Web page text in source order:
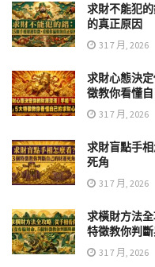
求財不能犯
的真正原因
31 7 月, 2026
求財心態決
徵教你看懂
31 7 月, 2026
求財盲點手
死角
31 7 月, 2026
求橫財方法
特徵教你判
31 7 月, 2026